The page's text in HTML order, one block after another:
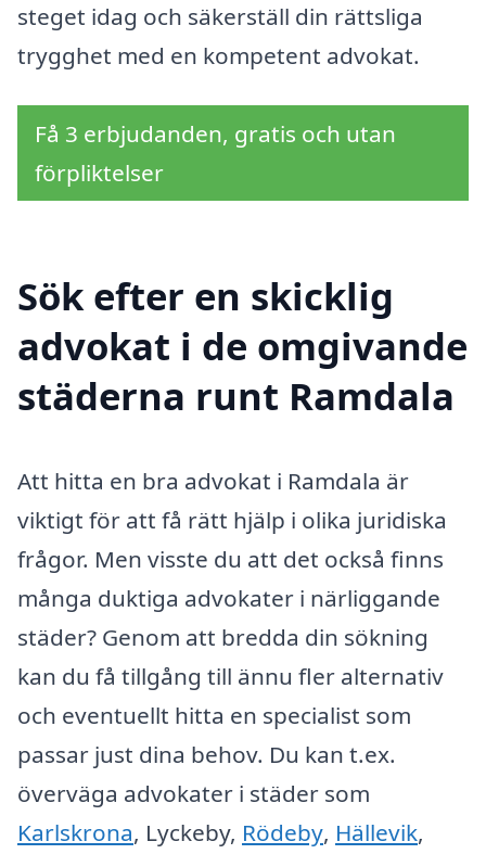
steget idag och säkerställ din rättsliga
trygghet med en kompetent advokat.
Få 3 erbjudanden, gratis och utan
förpliktelser
Sök efter en skicklig
advokat i de omgivande
städerna runt Ramdala
Att hitta en bra advokat i Ramdala är
viktigt för att få rätt hjälp i olika juridiska
frågor. Men visste du att det också finns
många duktiga advokater i närliggande
städer? Genom att bredda din sökning
kan du få tillgång till ännu fler alternativ
och eventuellt hitta en specialist som
passar just dina behov. Du kan t.ex.
överväga advokater i städer som
Karlskrona, Lyckeby, Rödeby, Hällevik,